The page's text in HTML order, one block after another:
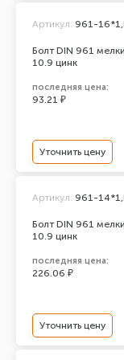
Болт DIN 961
10.9 цинк
Артикул: 961-
последняя цена:
93.21 ₽
Уточнить цену
Болт DIN 961
10.9 цинк
Артикул: 961-
последняя цена:
226.06 ₽
Уточнить цену